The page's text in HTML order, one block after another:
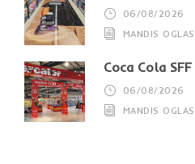
06/08/2026
MANDIS
Coca Cola SFF
06/08/2026
MANDIS